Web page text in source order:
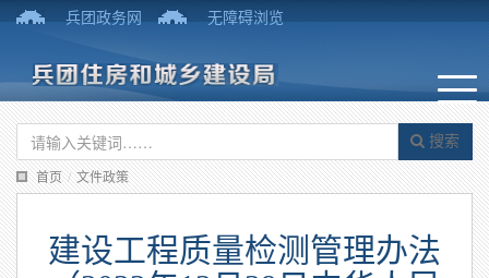
兵团政务网 无障碍浏览
搜索
首页 / 文件政策
建设工程质量检测管理办法